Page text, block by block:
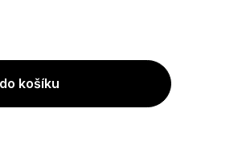
košíku